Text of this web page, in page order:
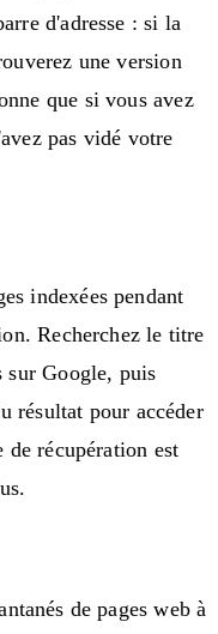
d'adresse : si la
une version
que si vous avez
pas vidé votre
indexées pendant
Recherchez le titre
sur Google, puis
résultat pour accéder
de récupération est
de pages web à